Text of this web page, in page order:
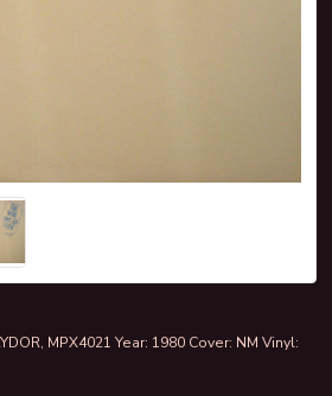
MPX4021 Year: 1980 Cover: NM Vinyl: